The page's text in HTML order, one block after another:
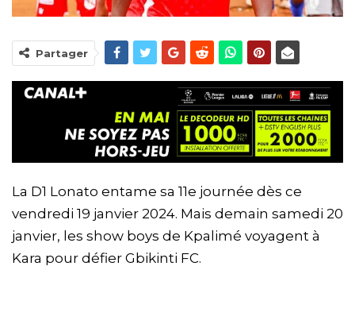
Partager
La D1 Lonato entame sa 11e journée dès ce
vendredi 19 janvier 2024. Mais demain samedi 20
janvier, les show boys de Kpalimé voyagent à
Kara pour défier Gbikinti FC.